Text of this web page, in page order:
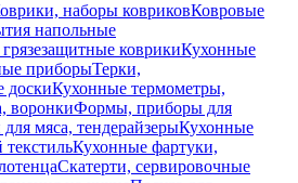
наборы ковриковКовровые
напольные
коврикиКухонные
приборыТерки,
доскиКухонные термометры,
воронкиФормы, приборы для
мяса, тендерайзерыКухонные
Кухонные фартуки,
Скатерти, сервировочные